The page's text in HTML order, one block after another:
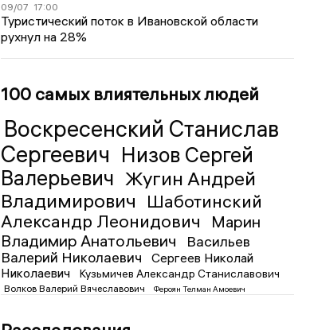
09/07 17:00
Туристический поток в Ивановской области
рухнул на 28%
100 самых влиятельных людей
Воскресенский Станислав
Сергеевич Низов Сергей
Валерьевич Жугин Андрей
Владимирович
Шаботинский
Александр Леонидович
Марин
Владимир Анатольевич
Васильев
Валерий Николаевич
Сергеев Николай
Николаевич
Кузьмичев Александр Станиславович
Волков Валерий Вячеславович Фероян Телман Амоевич